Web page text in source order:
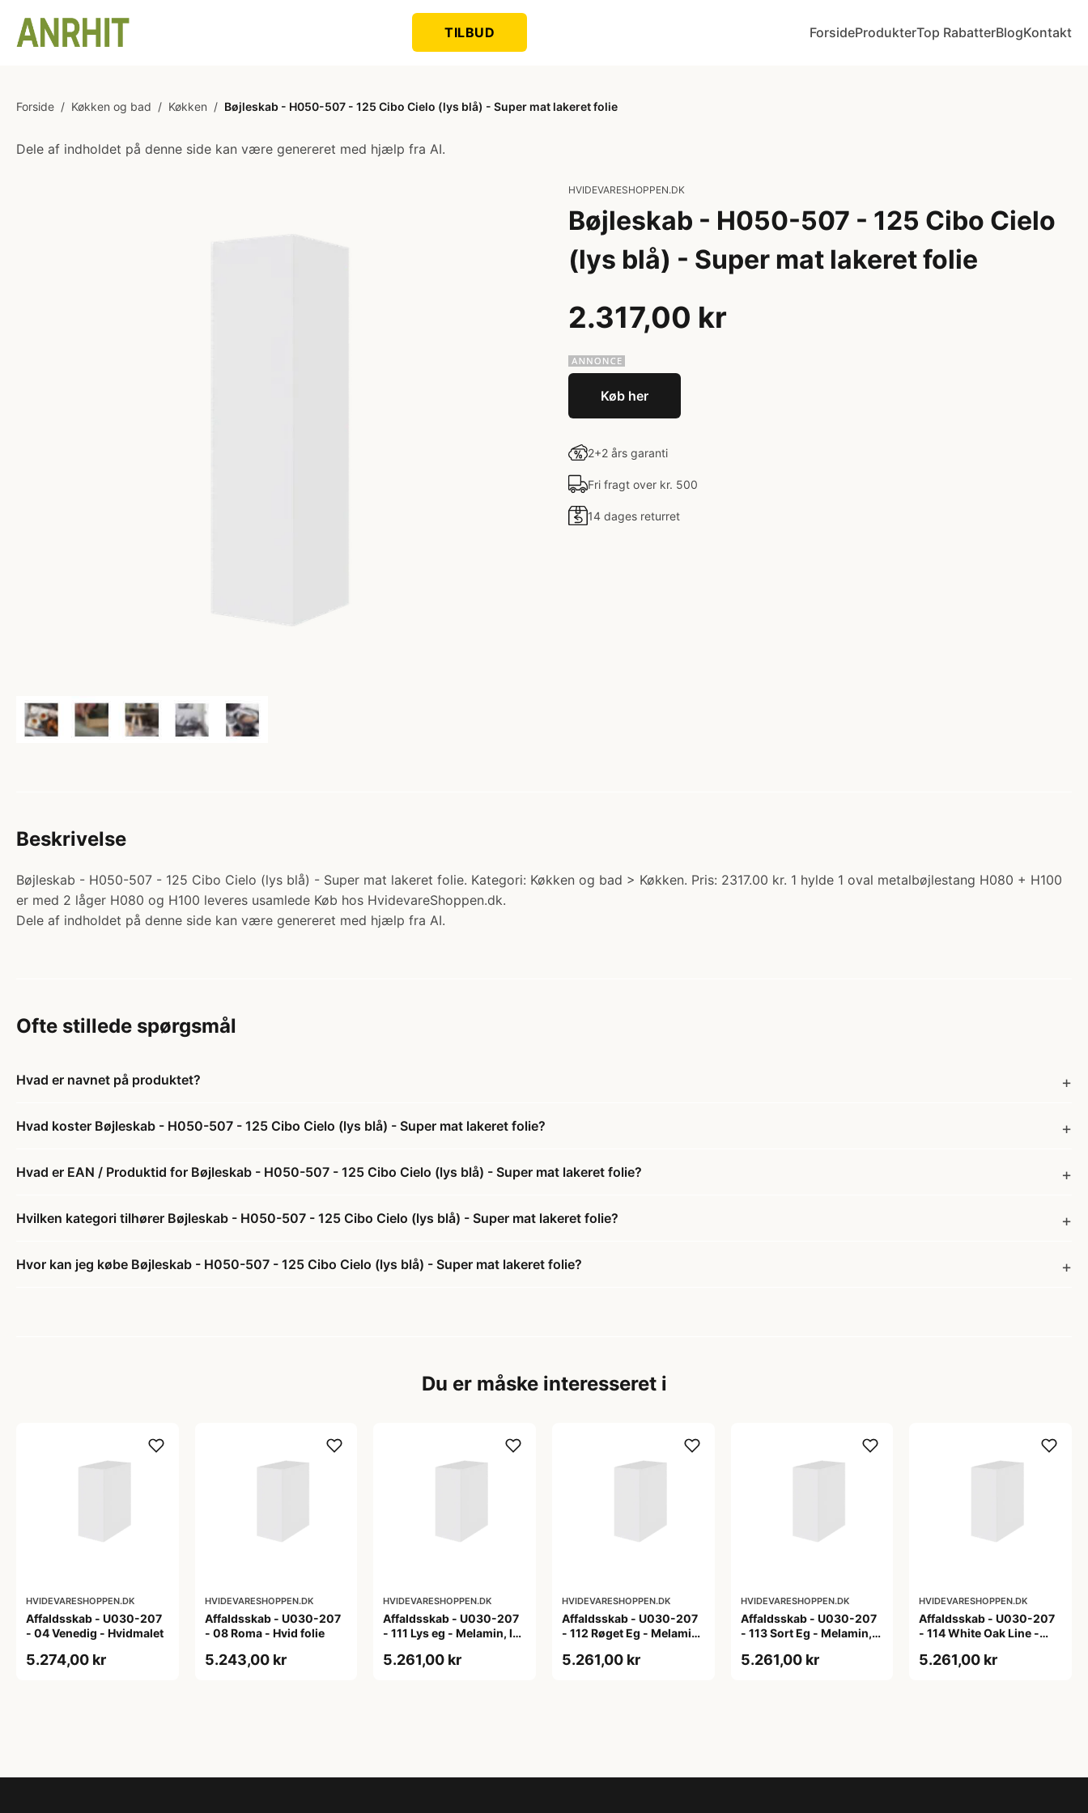
TILBUD ForsideProdukterTop RabatterBlogKontakt
Forside / Køkken og bad / Køkken / Bøjleskab - H050-507 - 125 Cibo Cielo (lys blå) - Super mat lakeret folie
Dele af indholdet på denne side kan være genereret med hjælp fra AI.
HVIDEVARESHOPPEN.DK
Bøjleskab - H050-507 - 125 Cibo Cielo
(lys blå) - Super mat lakeret folie
2.317,00 kr
Køb her
2+2 års garanti
Fri fragt over kr. 500
14 dages returret
Beskrivelse
Bøjleskab - H050-507 - 125 Cibo Cielo (lys blå) - Super mat lakeret folie. Kategori: Køkken og bad > Køkken. Pris: 2317.00 kr. 1 hylde 1 oval metalbøjlestang H080 + H100
er med 2 låger H080 og H100 leveres usamlede Køb hos HvidevareShoppen.dk.
Dele af indholdet på denne side kan være genereret med hjælp fra AI.
Ofte stillede spørgsmål
Hvad er navnet på produktet?
Hvad koster Bøjleskab - H050-507 - 125 Cibo Cielo (lys blå) - Super mat lakeret folie?
Hvad er EAN / Produktid for Bøjleskab - H050-507 - 125 Cibo Cielo (lys blå) - Super mat lakeret folie?
Hvilken kategori tilhører Bøjleskab - H050-507 - 125 Cibo Cielo (lys blå) - Super mat lakeret folie?
Hvor kan jeg købe Bøjleskab - H050-507 - 125 Cibo Cielo (lys blå) - Super mat lakeret folie?
Du er måske interesseret i
HVIDEVARESHOPPEN.DK
Affaldsskab - U030-207
- 04 Venedig - Hvidmalet
5.274,00 kr
HVIDEVARESHOPPEN.DK
Affaldsskab - U030-207
- 08 Roma - Hvid folie
5.243,00 kr
HVIDEVARESHOPPEN.DK
Affaldsskab - U030-207
- 111 Lys eg - Melamin, lys
5.261,00 kr
HVIDEVARESHOPPEN.DK
Affaldsskab - U030-207
- 112 Røget Eg - Melamin,
5.261,00 kr
HVIDEVARESHOPPEN.DK
Affaldsskab - U030-207
- 113 Sort Eg - Melamin,
5.261,00 kr
HVIDEVARESHOPPEN.DK
Affaldsskab - U030-207
- 114 White Oak Line -
5.261,00 kr